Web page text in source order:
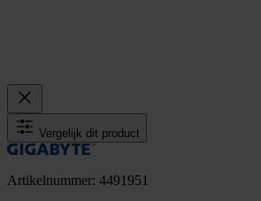
Vergelijk dit product
Artikelnummer: 4491951